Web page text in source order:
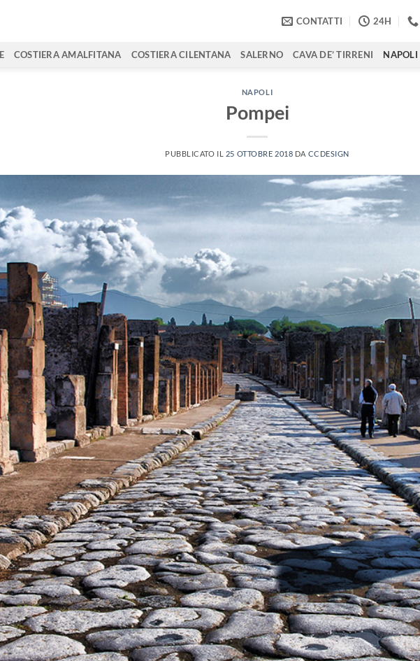
CONTATTI 24H
COSTIERA AMALFITANA COSTIERA CILENTANA SALERNO CAVA DE’ TIRRENI NAPOLI
NAPOLI
Pompei
PUBBLICATO IL 25 OTTOBRE 2018 DA CCDESIGN